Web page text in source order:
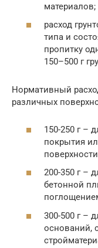
материалов;
расход
типа и
пропитку
150–500 г
Нормативный
различных
150-250 г –
покрытия
200-350 г –
бетонной
300-500 г –
оснований,